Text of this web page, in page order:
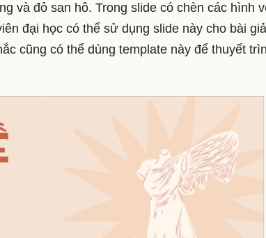
và đỏ san hô. Trong slide có chèn các hình
đại học có thể sử dụng slide này cho bài
cũng có thể dùng template này để thuyết